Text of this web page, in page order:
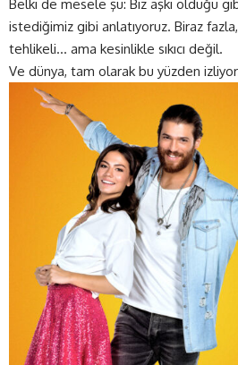
Belki de mesele şu: Biz aşkı olduğu
istediğimiz gibi anlatıyoruz. Biraz
tehlikeli… ama kesinlikle sıkıcı değil.
Ve dünya, tam olarak bu yüzden